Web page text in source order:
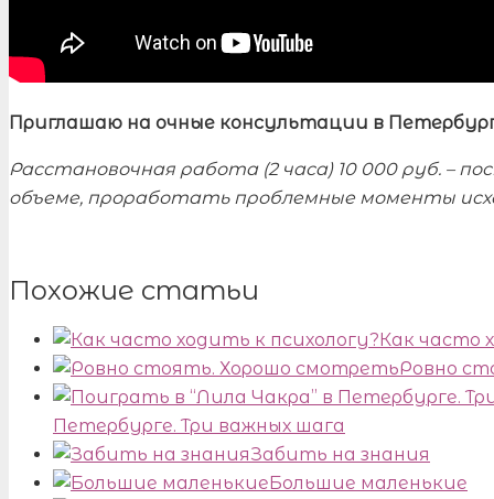
Приглашаю на очные консультации в
Расстановочная работа (2 часа) 10 000 руб. –
объеме, проработать проблемные моменты
Похожие статьи
Как часто
Ровно
Петербурге. Три важных шага
Забить на знания
Большие маленькие